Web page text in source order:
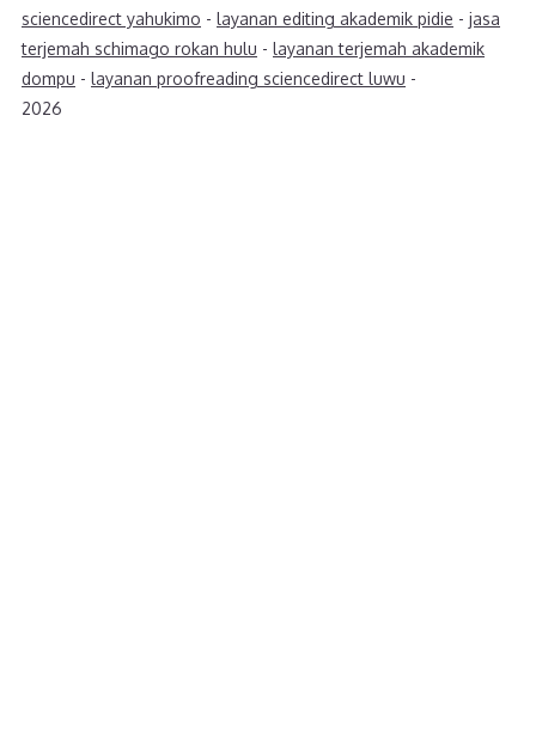
sciencedirect yahukimo - layanan editing akademik pidie - jasa
terjemah schimago rokan hulu - layanan terjemah akademik
dompu - layanan proofreading sciencedirect luwu -
2026